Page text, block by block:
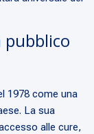
pubblico
1978 come una
La sua
alle cure,